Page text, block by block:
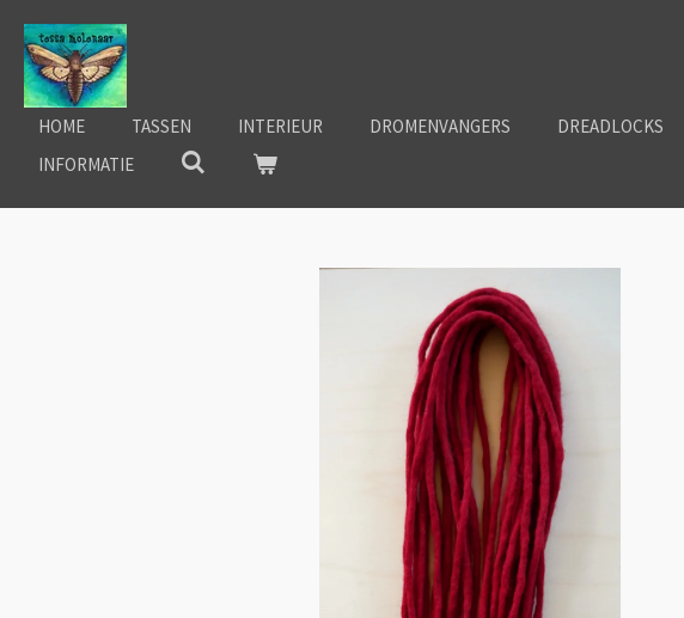
Ga
direct
naar
de
hoofdinhoud
HOME TASSEN INTERIEUR DROMENVANGERS DREADLOCKS
INFORMATIE